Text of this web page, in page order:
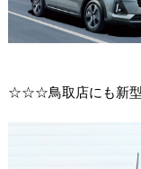
☆☆☆鳥取店にも新